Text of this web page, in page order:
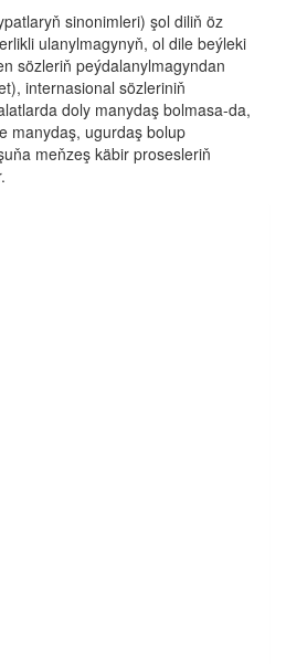
sinonimleri) şol diliň öz
ulanylmagynyň, ol dile beýleki
sözleriň peýdalanylmagyndan
internasional sözleriniň
doly manydaş bolmasa-da,
manydaş, ugurdaş bolup
meňzeş käbir prosesleriň